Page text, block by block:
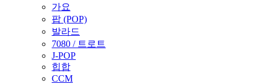
가요
팝 (POP)
발라드
7080 / 트로트
J-POP
힙합
CCM